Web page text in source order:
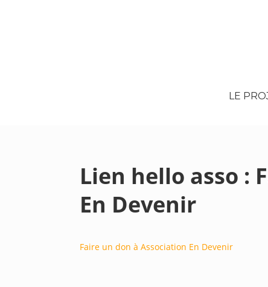
LE
Lien hello asso :
En Devenir
Faire un don à Association En Devenir